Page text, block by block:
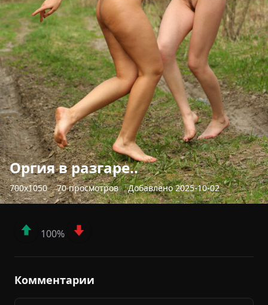
Оргия в разгаре..
700x1050 70 просмотров Добавлено 2025-10-02
100%
Комментарии